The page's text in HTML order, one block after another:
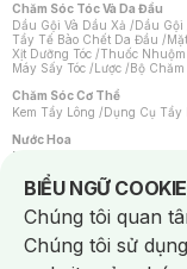
Chăm Sóc Tóc Và Da Đầu
Dầu Gội Và Dầu Xả /Dầu Gội
Tẩy Tế Bào Chết Da Đầu /
Xịt Dưỡng Tóc /Thuốc Nhuộm
Máy Sấy Tóc /Lược /Bộ Chăm
Chăm Sóc Cơ Thể
Kem Tẩy Lông /Dụng Cụ Tẩy
Nước Hoa
Nước Hoa Nữ
Chăm Sóc Cá Nhân
Chống Muỗi /Khẩu Trang /
Sản Phẩm Chăm Sóc Khác /
Hỗ Trợ Trắng Răng/Kem
Tăm / Chỉ Nha Khoa/ Xịt
BIỂU NGỮ COOKIE
Notice about
Chúng tôi quan
Chúng tôi sử